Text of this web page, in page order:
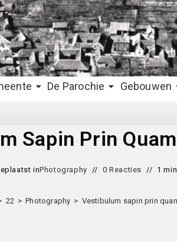
De Parochie Gebouwen
Sapin Prin Quam
inPhotography 0 Reacties 1
22 > Photography > Vestibulum sapin prin